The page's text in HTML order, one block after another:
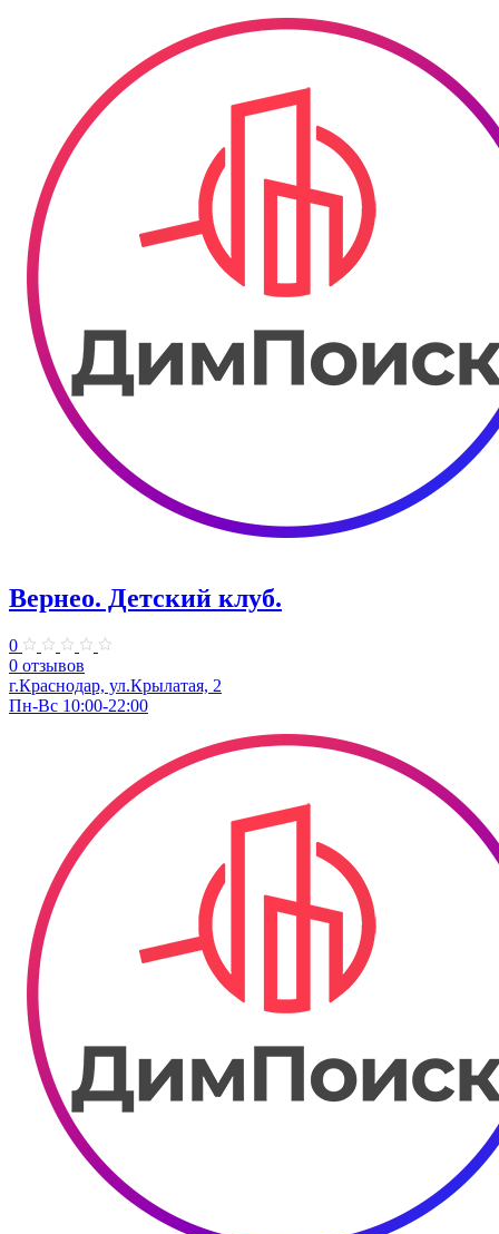
Вернео. Детский клуб.
0
0 отзывов
г.Краснодар, ул.Крылатая, 2
Пн-Вс 10:00-22:00